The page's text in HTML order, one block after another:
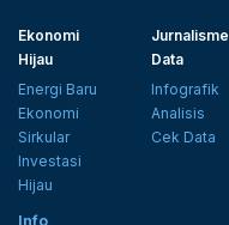
Ekonomi
Hijau
Energi Baru
Ekonomi
Sirkular
Investasi
Hijau
Jurnalisme
Data
Infografik
Analisis
Cek Data
Info